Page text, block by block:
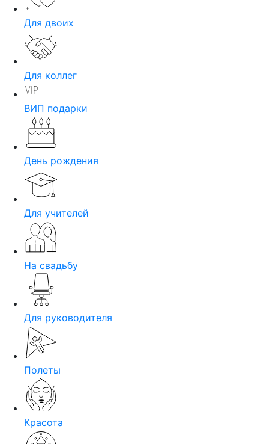
Для двоих
Для коллег
ВИП подарки
День рождения
Для учителей
На свадьбу
Для руководителя
Полеты
Красота